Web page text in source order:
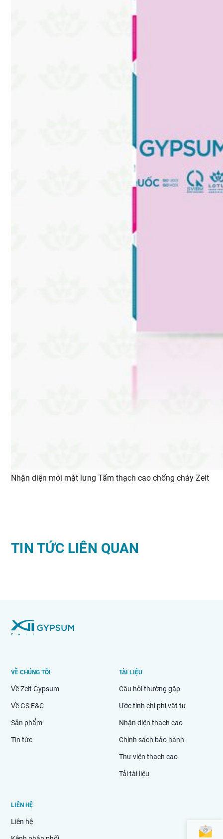
Nhận diện mới mặt lưng Tấm thạch cao chống cháy Zeit
TIN TỨC LIÊN QUAN
VỀ CHÚNG TÔI
Về Zeit Gypsum
Về GS E&C
Sản phẩm
Tin tức
TÀI LIỆU
Câu hỏi thường gặp
Ước tính chi phí vật tư
Nhận diện thạch cao
Chính sách bảo hành
Thư viện thạch cao
Tải tài liệu
LIÊN HỆ
Liên hệ